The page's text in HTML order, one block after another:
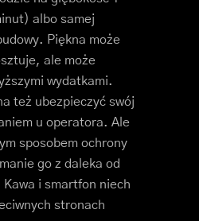
albo samej
Piękna może
ale może
wydatkami.
też ubezpieczyć swój
u operatora. Ale
sposobem ochrony
go z daleka od
Kawa i smartfon niech
stronach